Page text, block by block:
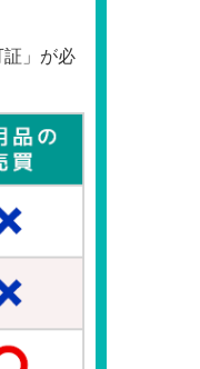
証」が必